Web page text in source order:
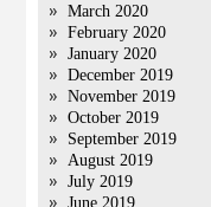
March 2020
February 2020
January 2020
December 2019
November 2019
October 2019
September 2019
August 2019
July 2019
June 2019